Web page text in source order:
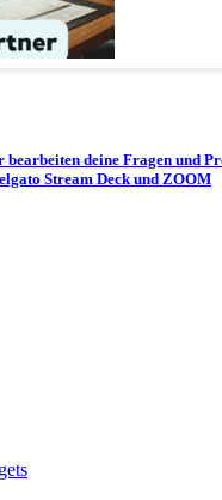
deine Fragen und
Stream Deck und ZOOM